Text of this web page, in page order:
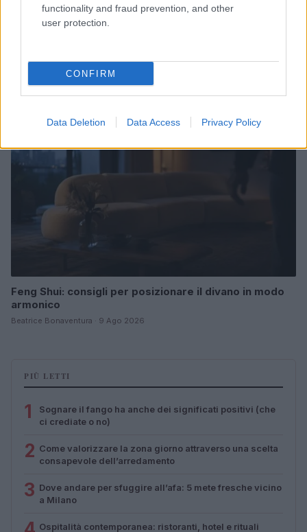
functionality and fraud prevention, and other
user protection.
CONFIRM
Data Deletion Data Access Privacy Policy
Matteo Pellegrino · 9 Ago 2026
Feng Shui: consigli per posizionare il divano in modo
armonico
Beatrice Bonaventura · 9 Ago 2026
PIÙ LETTI
1
Sognare il fango ha anche dei significati positivi (che
ci crediate o no)
2 Come valorizzare la zona giorno attraverso una scelta
consapevole dell’arredamento
3 Dove andare per sfuggire all’afa: 5 mete fresche vicino
a Milano
Ospitalità contemporanea: ristoranti, hotel e rituali